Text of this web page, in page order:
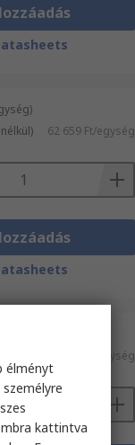
62 659 Ft/egység
364 575 Ft/egység
élményt
kattintva